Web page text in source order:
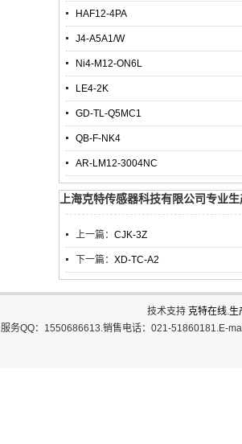
HAF12-4PA
J4-A5A1/W
Ni4-M12-ON6L
LE4-2K
GD-TL-Q5MC1
QB-F-NK4
AR-LM12-3004NC
上海克特传感器科技有限公司专业
上一篇： CJK-3Z
下一篇： XD-TC-A2
技术支持 克特在线.生
服务QQ：1550686613.销售电话：021-51860181.E-